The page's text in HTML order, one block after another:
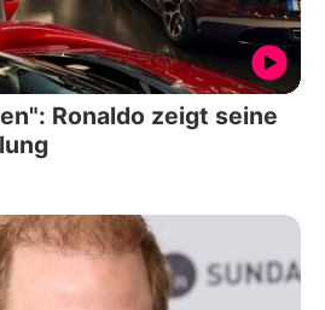
Ronaldo zeigt seine